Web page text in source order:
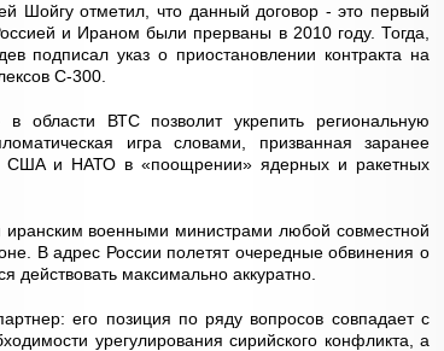
Шойгу отметил, что данный договор - это первый
и Ираном были прерваны в 2010 году. Тогда,
подписал указ о приостановлении контракта на
С-300.
области ВТС позволит укрепить региональную
игра словами, призванная заранее
США и НАТО в «поощрении» ядерных и ракетных
военными министрами любой совместной
В адрес России полетят очередные обвинения о
действовать максимально аккуратно.
его позиция по ряду вопросов совпадает с
урегулирования сирийского конфликта, а